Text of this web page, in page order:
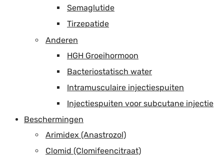
Semaglutide
Tirzepatide
Anderen
HGH Groeihormoon
Bacteriostatisch water
Intramusculaire injectiespuiten
Injectiespuiten voor subcutane injectie
Beschermingen
Arimidex (Anastrozol)
Clomid (Clomifeencitraat)